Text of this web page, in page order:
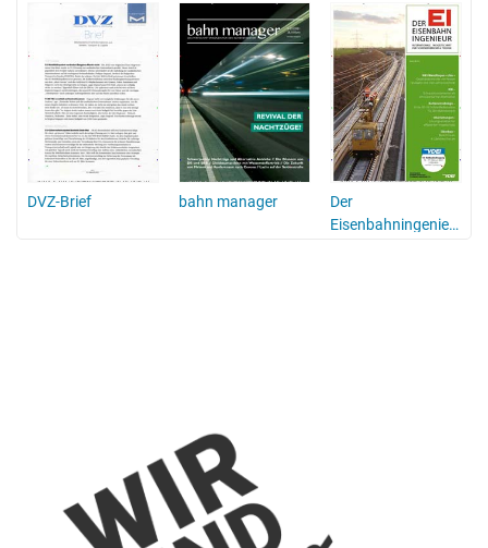
DVZ-Brief bahn manager
Der
Eisenbahningenieur